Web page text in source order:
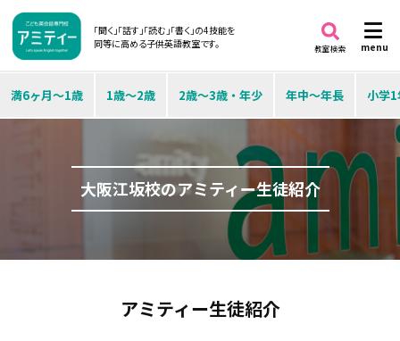
「聞く」「話す」「読む」「書く」の4技能を
同等に高める子供英語教室です。
menu
教室検索
満6ヶ月～1歳 1歳～2歳 2歳～3歳・年少 年中～年長 小学
大阪江坂校のアミティー生徒紹介
アミティー生徒紹介